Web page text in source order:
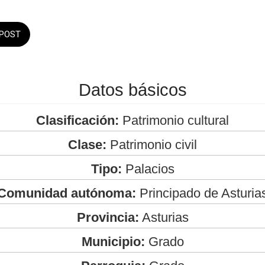
Datos básicos
Clasificación: Patrimonio cultural
Clase: Patrimonio civil
Tipo: Palacios
autónoma: Principado de
Provincia: Asturias
Municipio: Grado